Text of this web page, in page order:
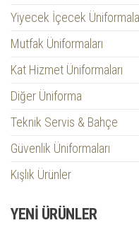
Yiyecek İçecek
Mutfak Üniformaları
Kat Hizmet Üniformaları
Diğer Üniforma
Teknik Servis & Bahçe
Güvenlik Üniformaları
Kışlık Ürünler
YENI ÜRÜNLER